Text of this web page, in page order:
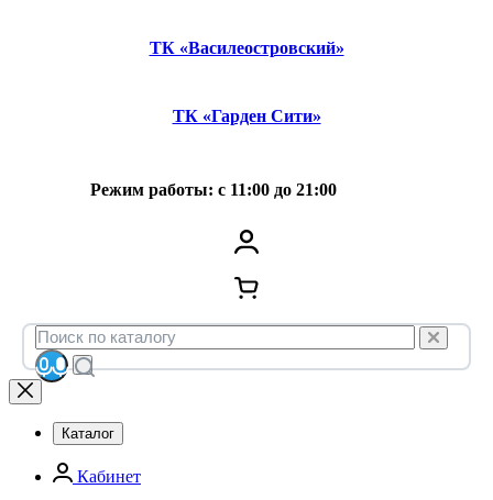
ТК «Василеостровский»
ТК «Гарден Сити»
Режим работы: с 11:00 до 21:00
Каталог
Кабинет